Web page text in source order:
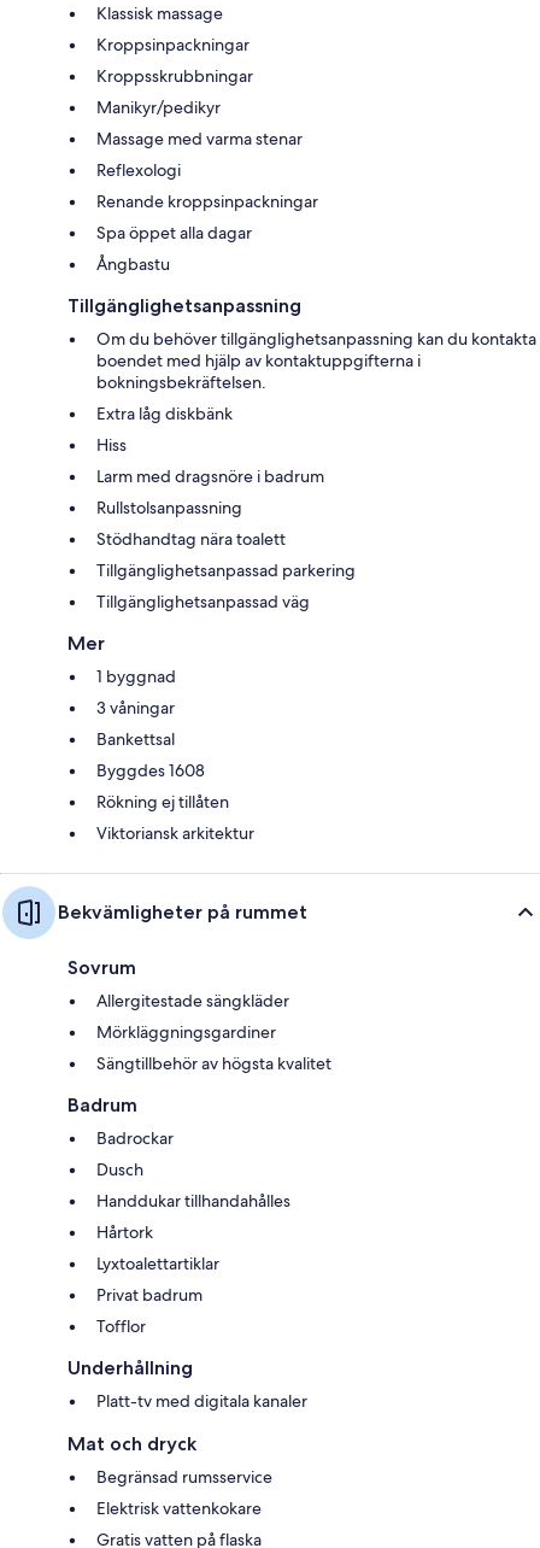
Klassisk massage
Kroppsinpackningar
Kroppsskrubbningar
Manikyr/pedikyr
Massage med varma stenar
Reflexologi
Renande kroppsinpackningar
Spa öppet alla dagar
Ångbastu
Tillgänglighetsanpassning
Om du behöver tillgänglighetsanpassning kan du kontakta
boendet med hjälp av kontaktuppgifterna i
bokningsbekräftelsen.
Extra låg diskbänk
Hiss
Larm med dragsnöre i badrum
Rullstolsanpassning
Stödhandtag nära toalett
Tillgänglighetsanpassad parkering
Tillgänglighetsanpassad väg
Mer
1 byggnad
3 våningar
Bankettsal
Byggdes 1608
Rökning ej tillåten
Viktoriansk arkitektur
Bekvämligheter på rummet
Sovrum
Allergitestade sängkläder
Mörkläggningsgardiner
Sängtillbehör av högsta kvalitet
Badrum
Badrockar
Dusch
Handdukar tillhandahålles
Hårtork
Lyxtoalettartiklar
Privat badrum
Tofflor
Underhållning
Platt-tv med digitala kanaler
Mat och dryck
Begränsad rumsservice
Elektrisk vattenkokare
Gratis vatten på flaska